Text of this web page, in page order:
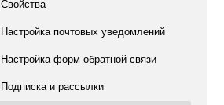
Свойства
Настройка почтовых уведомлений
Настройка форм обратной связи
Подписка и рассылки